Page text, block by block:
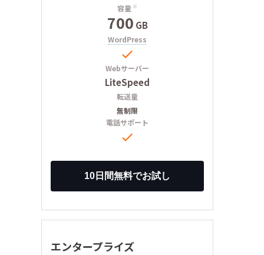
容量 ※
700 GB
WordPress

Webサーバー
LiteSpeed
転送量
無制限
電話サポート

エンタープライズ